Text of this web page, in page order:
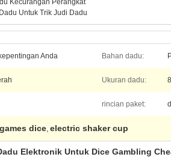
Kecurangan Perangkat
Untuk Trik Judi Dadu
Anda Bahan dadu:
Ukuran dadu:
rincian paket:
dice, electric shaker cup
Elektronik Untuk Dice Gambling